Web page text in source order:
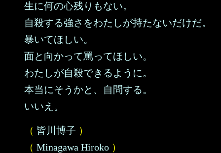
生に何の心残りもない。
自殺する強さをわたしが持たないだけだ。
暴いてほしい。
面と向かって罵ってほしい。
わたしが自殺できるように。
本当にそうかと、自問する。
いいえ。
（ 皆川博子 ）
（ Minagawa Hiroko ）